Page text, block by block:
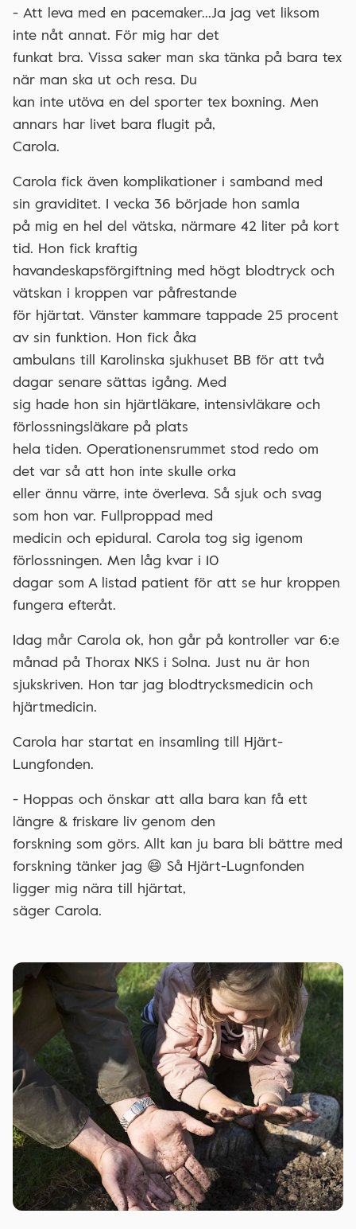
- Att leva med en pacemaker...Ja jag vet liksom
inte nåt annat. För mig har det
funkat bra. Vissa saker man ska tänka på bara tex
när man ska ut och resa. Du
kan inte utöva en del sporter tex boxning. Men
annars har livet bara flugit på,
Carola.
Carola fick även komplikationer i samband med
sin graviditet. I vecka 36 började hon samla
på mig en hel del vätska, närmare 42 liter på kort
tid. Hon fick kraftig
havandeskapsförgiftning med högt blodtryck och
vätskan i kroppen var påfrestande
för hjärtat. Vänster kammare tappade 25 procent
av sin funktion. Hon fick åka
ambulans till Karolinska sjukhuset BB för att två
dagar senare sättas igång. Med
sig hade hon sin hjärtläkare, intensivläkare och
förlossningsläkare på plats
hela tiden. Operationensrummet stod redo om
det var så att hon inte skulle orka
eller ännu värre, inte överleva. Så sjuk och svag
som hon var. Fullproppad med
medicin och epidural. Carola tog sig igenom
förlossningen. Men låg kvar i 10
dagar som A listad patient för att se hur kroppen
fungera efteråt.
Idag mår Carola ok, hon går på kontroller var 6:e
månad på Thorax NKS i Solna. Just nu är hon
sjukskriven. Hon tar jag blodtrycksmedicin och
hjärtmedicin.
Carola har startat en insamling till Hjärt-
Lungfonden.
- Hoppas och önskar att alla bara kan få ett
längre & friskare liv genom den
forskning som görs. Allt kan ju bara bli bättre med
forskning tänker jag 😄 Så Hjärt-Lugnfonden
ligger mig nära till hjärtat,
säger Carola.